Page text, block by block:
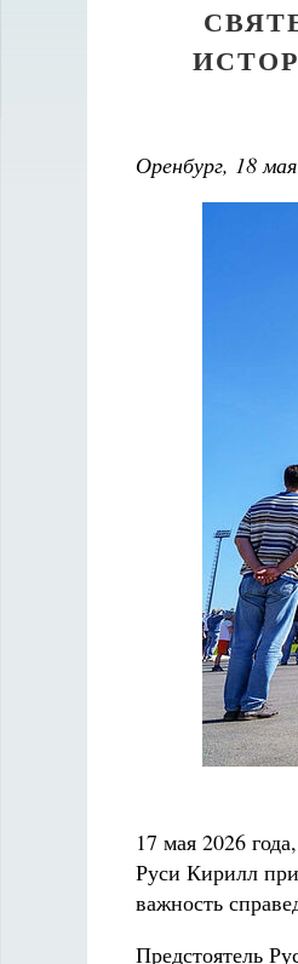
Оренбург, 18
17 мая 2026
Руси Кирилл
важность
Предстоятель